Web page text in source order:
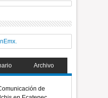
Archivo
de